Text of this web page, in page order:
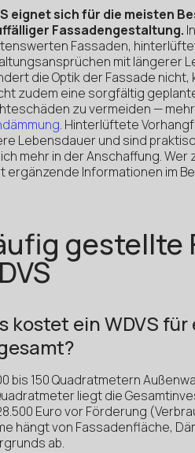
eignet sich für die meisten
Fassadengestaltung.
Fassaden,
mit längerer
die Optik der Fassade
zudem eine sorgfältig
zu vermeiden —
. Hinterlüftete
Lebensdauer und sind
mehr in der Anschaffung. Wer
ergänzende Informationen im
gestellte
kostet ein WDVS
bis 150 Quadratmetern
liegt die
Euro vor Förderung
hängt von Fassadenfläche,
ab.